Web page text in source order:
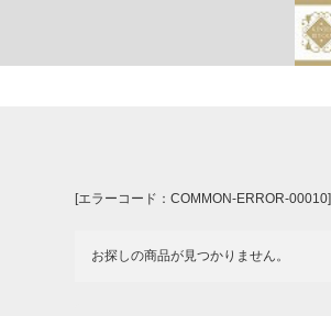
[エラーコード：COMMON-ERROR-00010]
お探しの商品が見つかりません。